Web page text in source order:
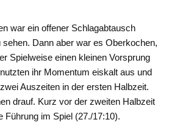
war ein offener Schlagabtausch
Dann aber war es Oberkochen,
Spielweise einen kleinen Vorsprung
ihr Momentum eiskalt aus und
Auszeiten in der ersten Halbzeit.
drauf. Kurz vor der zweiten Halbzeit
Führung im Spiel (27./17:10).